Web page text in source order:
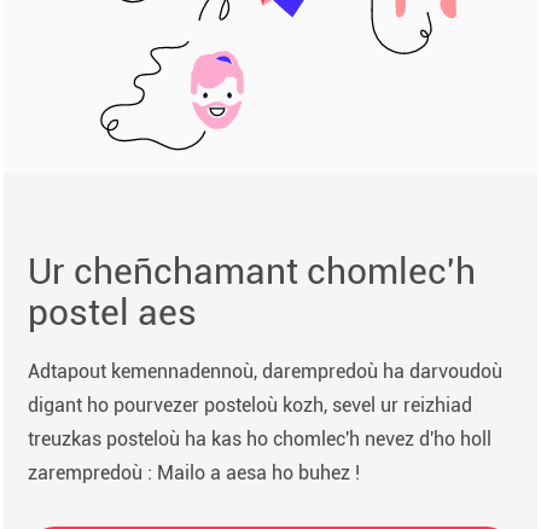
Ur cheñchamant chomlec'h
postel aes
Adtapout kemennadennoù, darempredoù ha darvoudoù
digant ho pourvezer posteloù kozh, sevel ur reizhiad
treuzkas posteloù ha kas ho chomlec'h nevez d'ho holl
zarempredoù : Mailo a aesa ho buhez !